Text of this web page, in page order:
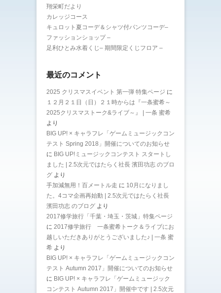
翔栄町だより
カレッジコース
キュロット夏コーデ＆シャツ付パンツコーデ–
ファッションショップ –
足利ひとみ水着くじ– 期間限定くじフロア –
最近のコメント
2025 クリスマスイベント 第一弾 特集ページ に
１２月２１日（日）２１時からは『一条蜜希～
2025クリスマストーク&ライブ～』 | 一条 蜜希
より
BIG UP! × キャラフレ「ゲームミュージックコン
テスト Spring 2018」開催についてのお知らせ
に BIG UP!ミュージックコンテスト スタートし
ました | 2.5次元ではたらく社長 濱田功志 のブロ
グ より
手加減無用！百メートル走 に 10月になりまし
た。4コマ企画再始動 | 2.5次元ではたらく社長
濱田功志 のブログ より
2017修学旅行「千葉・埼玉・茨城」特集ページ
に 2017修学旅行 一条蜜希トーク＆ライブにお
越しいただきありがとうございました♪ | 一条 蜜
希 より
BIG UP! × キャラフレ「ゲームミュージックコン
テスト Autumn 2017」開催についてのお知らせ
に BIG UP! × キャラフレ「ゲームミュージック
コンテスト Autumn 2017」開催中です | 2.5次元